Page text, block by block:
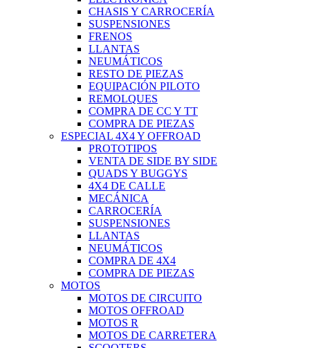
CHASIS Y CARROCERÍA
SUSPENSIONES
FRENOS
LLANTAS
NEUMÁTICOS
RESTO DE PIEZAS
EQUIPACIÓN PILOTO
REMOLQUES
COMPRA DE CC Y TT
COMPRA DE PIEZAS
ESPECIAL 4X4 Y OFFROAD
PROTOTIPOS
VENTA DE SIDE BY SIDE
QUADS Y BUGGYS
4X4 DE CALLE
MECÁNICA
CARROCERÍA
SUSPENSIONES
LLANTAS
NEUMÁTICOS
COMPRA DE 4X4
COMPRA DE PIEZAS
MOTOS
MOTOS DE CIRCUITO
MOTOS OFFROAD
MOTOS R
MOTOS DE CARRETERA